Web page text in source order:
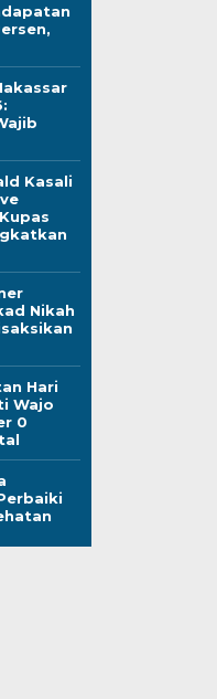
Kasali
Nikah
Hari
Wajo
0